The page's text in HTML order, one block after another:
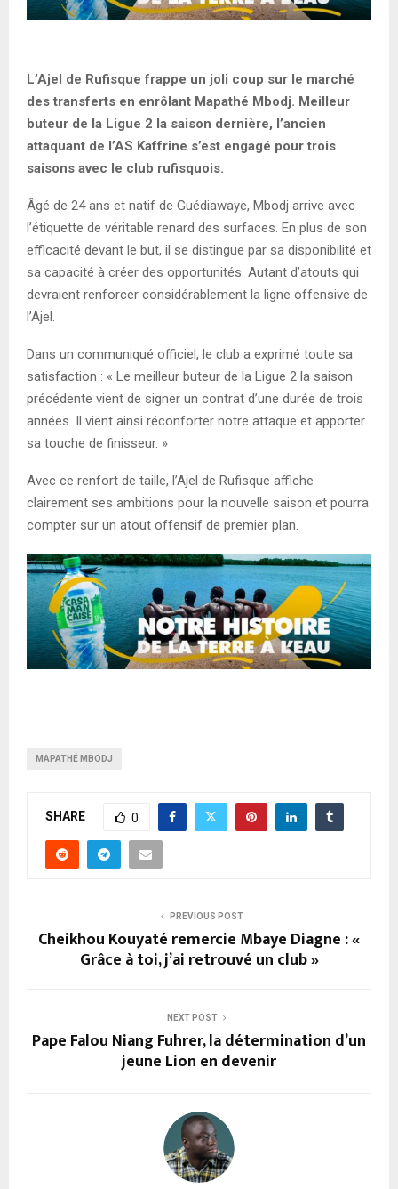
L’Ajel de Rufisque frappe un joli coup sur le marché
des transferts en enrôlant Mapathé Mbodj. Meilleur
buteur de la Ligue 2 la saison dernière, l’ancien
attaquant de l’AS Kaffrine s’est engagé pour trois
saisons avec le club rufisquois.
Âgé de 24 ans et natif de Guédiawaye, Mbodj arrive avec
l’étiquette de véritable renard des surfaces. En plus de son
efficacité devant le but, il se distingue par sa disponibilité et
sa capacité à créer des opportunités. Autant d’atouts qui
devraient renforcer considérablement la ligne offensive de
l’Ajel.
Dans un communiqué officiel, le club a exprimé toute sa
satisfaction : « Le meilleur buteur de la Ligue 2 la saison
précédente vient de signer un contrat d’une durée de trois
années. Il vient ainsi réconforter notre attaque et apporter
sa touche de finisseur. »
Avec ce renfort de taille, l’Ajel de Rufisque affiche
clairement ses ambitions pour la nouvelle saison et pourra
compter sur un atout offensif de premier plan.
MAPATHÉ MBODJ
SHARE 0
PREVIOUS POST
Cheikhou Kouyaté remercie Mbaye Diagne : «
Grâce à toi, j’ai retrouvé un club »
NEXT POST
Pape Falou Niang Fuhrer, la détermination d’un
jeune Lion en devenir